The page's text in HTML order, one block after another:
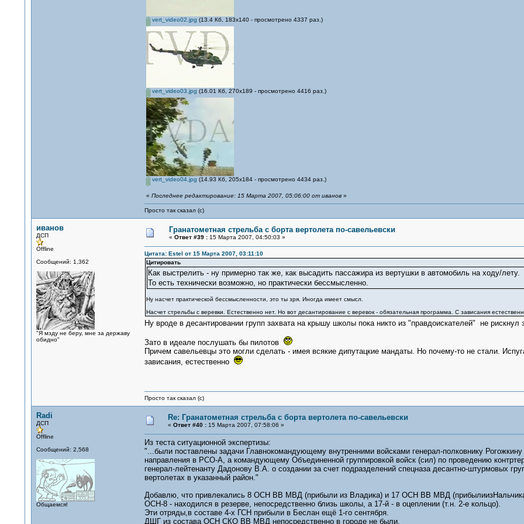
vert_video02.jpg (13.4 Кб, 183x140 - просмотрено 4337 раз.)
vert_video03.jpg (16.01 Кб, 270x189 - просмотрено 4416 раз.)
vert_video04.jpg (14.93 Кб, 205x184 - просмотрено 4434 раз.)
« Последнее редактирование: 15 Марта 2007, 05:06:00 от иванов»
Просто так сказал (с)
иванов
ДСП
Offline
Сообщений: 1,362
"Я мзду не беру, мне за державу
обидно"
Гранатометная стрельба с борта вертолета по-савельевски
« Ответ #39 :15 Марта 2007, 04:50:03 »
Цитата: Estel от 15 Марта 2007, 03:11:10
Цитировать
Как выстрелить - ну примерно так же, как высадить пассажира из вертушки в автомобиль на ходу/лету.
То есть технически возможно, но практически бессмысленно.
Ну насчет практической бессмысленности, это ты зря. Иногда имеет смысл.
Насчет стрельбы с веревки. Естественно нет. Но вот десантирование с веревок - обязательная программа. С зависания
Ну вроде в десантировании групп захвата на крышу школы пока никто из "правдоискателей" не
Зато в идеале послушать бы пилотов
Причем савельевцы это могли сделать - имея всякие дипутацкие мандаты. Но почему-то не стали.
зависания, естественно
Просто так сказал (с)
Radi
ДСП
Offline
Сообщений: 2,568
Общаемся!
Re: Гранатометная стрельба с борта вертолета по-савельевски
« Ответ #40 :15 Марта 2007, 07:58:06 »
Из теста ситуационной экспертизы:
"...были поставлены задачи Главнокомандующему внутренними войсками генерал-полковнику
направления в РСО-А, а командующему Объединенной группировкой войск (сил) по проведению
генерал-лейтенанту Дадонову В.А. о создании за счет подразделений спецназа десантно-штурмовых
вертолетах в указанный район."
Добавлю, что привлекались 8 ОСН ВВ МВД (прибыли из Владика) и 17 ОСН ВВ МВД
ОСН-8 - находился в резерве, непосредственно близь школы, а 17-й - в оцеплении (т.н. 2-е кольцо).
Эти отряды,в составе 4-х ГСН прибыли в Беслан ещё 1-го сентября.
ДШГ из состава ОСН СКО ВВ МВД непосредственно в городе не были.